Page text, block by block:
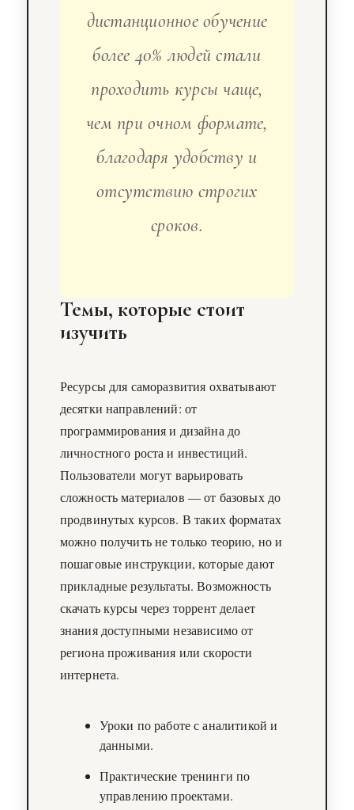
дистанционное обучение
более 40% людей стали
проходить курсы чаще,
чем при очном формате,
благодаря удобству и
отсутствию строгих
сроков.
Темы, которые стоит
изучить
Ресурсы для саморазвития охватывают
десятки направлений: от
программирования и дизайна до
личностного роста и инвестиций.
Пользователи могут варьировать
сложность материалов — от базовых до
продвинутых курсов. В таких форматах
можно получить не только теорию, но и
пошаговые инструкции, которые дают
прикладные результаты. Возможность
скачать курсы через торрент делает
знания доступными независимо от
региона проживания или скорости
интернета.
Уроки по работе с аналитикой и
данными.
Практические тренинги по
управлению проектами.